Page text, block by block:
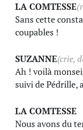
LA COMTESSE
Sans cette
coupables !
SUZANNE(crie,
Ah ! voilà
suivi de Pédrille,
LA COMTESSE
Nous avons du